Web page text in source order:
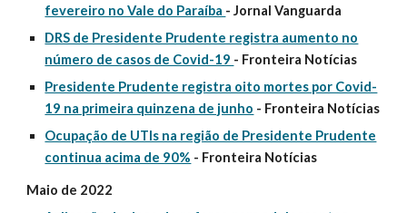
fevereiro no Vale do Paraíba - Jornal Vanguarda
DRS de Presidente Prudente registra aumento no
número de casos de Covid-19 - Fronteira Notícias
Presidente Prudente registra oito mortes por Covid-
19 na primeira quinzena de junho - Fronteira Notícias
Ocupação de UTIs na região de Presidente Prudente
continua acima de 90% - Fronteira Notícias
Maio de 2022